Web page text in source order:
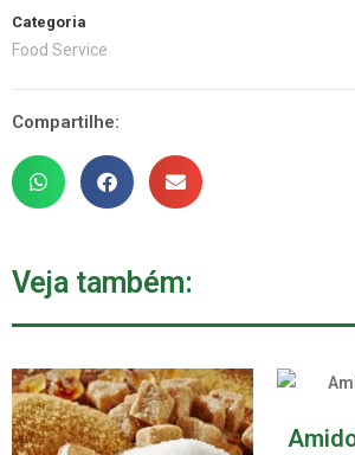
Categoria
Food Service
Compartilhe:
Veja também: